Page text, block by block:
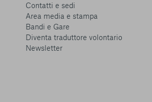
Contatti e sedi
Area media e stampa
Bandi e Gare
Diventa traduttore volontario
Newsletter